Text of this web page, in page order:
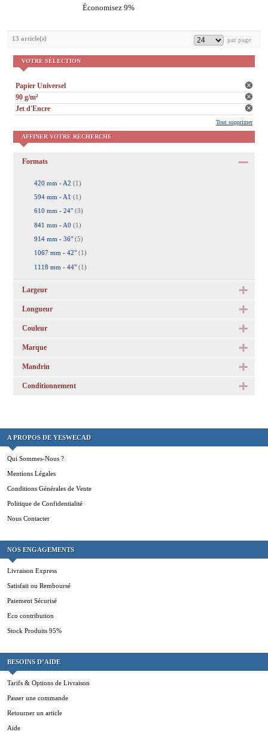
VOTRE SÉLECTION
Papier Universel
90 g/m²
Jet d'Encre
Tout supprimer
AFFINER VOTRE RECHERCHE
Formats
420 mm - A2 (1)
594 mm - A1 (1)
610 mm - 24" (3)
841 mm - A0 (1)
914 mm - 36" (5)
1067 mm - 42" (1)
1118 mm - 44" (1)
Largeur
Longueur
Couleur
Marque
Mandrin
Conditionnement
Économisez 9%
13 article(s)
A PROPOS DE YESWECAD
Qui Sommes-Nous ?
Mentions Légales
Conditions Générales de Vente
Politique de Confidentialité
Nous Contacter
NOS ENGAGEMENTS
Livraison Express
Satisfait ou Remboursé
Paiement Sécurisé
Eco contribution
Stock Produits 95%
BESOINS D’AIDE
Tarifs & Options de Livraison
Passer une commande
Retourner un article
Aide